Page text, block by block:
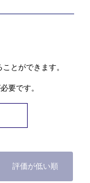
とができます。
要です。
評価が低い順